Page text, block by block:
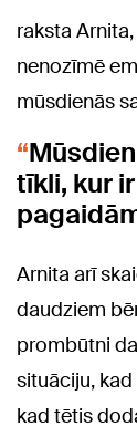
raksta
nenozīmē
mūsdienās
tīkli, kur
Arnita arī
daudziem
prombūtni
situāciju,
kad tētis